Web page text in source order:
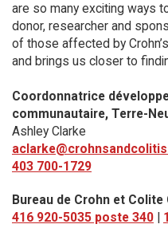
are so many exciting ways
donor, researcher and
of those affected by
and brings us closer to
Coordonnatrice
communautaire, Terre-
Ashley Clarke
403 700-1729
Bureau de Crohn et Colite
416 920-5035 poste 340 |